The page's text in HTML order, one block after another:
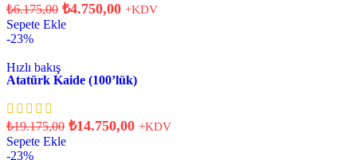
₺6.175,00 ₺4.750,00 +KDV
Sepete Ekle
-23%
Hızlı bakış
Atatürk Kaide (100’lük)
₺19.175,00 ₺14.750,00 +KDV
Sepete Ekle
-23%